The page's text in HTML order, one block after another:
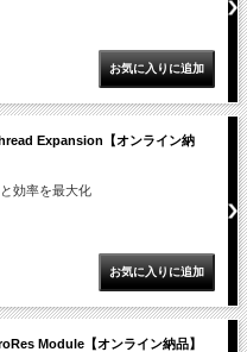
Expansion【オンライン納
効率を最大化
Module【オンライン納品】